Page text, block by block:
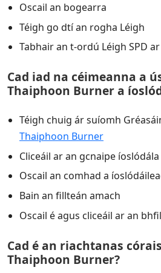
Oscail an bogearra
Téigh go dtí an rogha Léigh
Tabhair an t-ordú Léigh SPD
Cad iad na céimeanna a
Thaiphoon Burner a
Téigh chuig ár suíomh
Thaiphoon Burner
Cliceáil ar an gcnaipe
Oscail an comhad a
Bain an fillteán amach
Oscail é agus cliceáil ar an
Cad é an riachtanas
Thaiphoon Burner?